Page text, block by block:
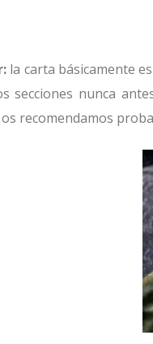
la carta básicamente
secciones nunca
recomendamos